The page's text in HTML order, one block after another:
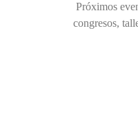
Próximos
congresos,